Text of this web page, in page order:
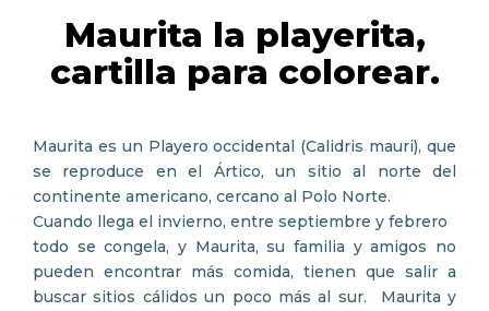
Maurita la playerita,
cartilla para colorear.
Maurita es un Playero occidental (Calidris mauri), que
se reproduce en el Ártico, un sitio al norte del
continente americano, cercano al Polo Norte.
Cuando llega el invierno, entre septiembre y febrero
todo se congela, y Maurita, su familia y amigos no
pueden encontrar más comida, tienen que salir a
buscar sitios cálidos un poco más al sur. Maurita y